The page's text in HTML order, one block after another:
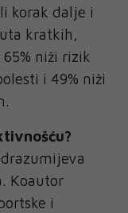
korak dalje i
kratkih,
niži rizik
i 49% niži
Koautor
i